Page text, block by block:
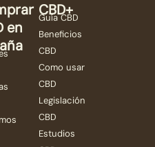
en
CBD+
Guía CBD
Beneficios
CBD
Como usar
CBD
Legislación
CBD
Estudios